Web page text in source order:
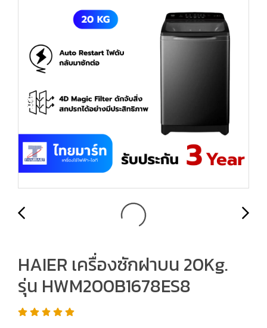
HAIER เครื่องซักฝาบน 20Kg.
รุ่น HWM200B1678ES8